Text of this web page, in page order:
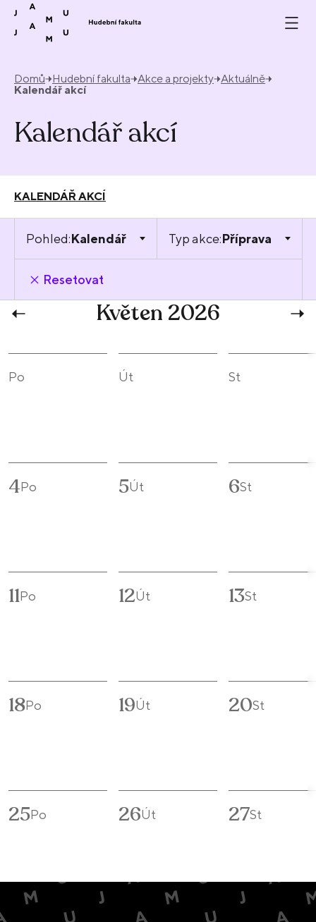
Přeskočit na obsah
Domů Hudební fakulta Akce a projekty Aktuálně
Kalendář akcí
Kalendář akcí
KALENDÁŘ AKCÍ
Pohled:Kalendář Typ akce:Příprava
Resetovat
Květen 2026
Po Út St
4Po 5Út 6St
11Po 12Út 13St
18Po 19Út 20St
25Po 26Út 27St